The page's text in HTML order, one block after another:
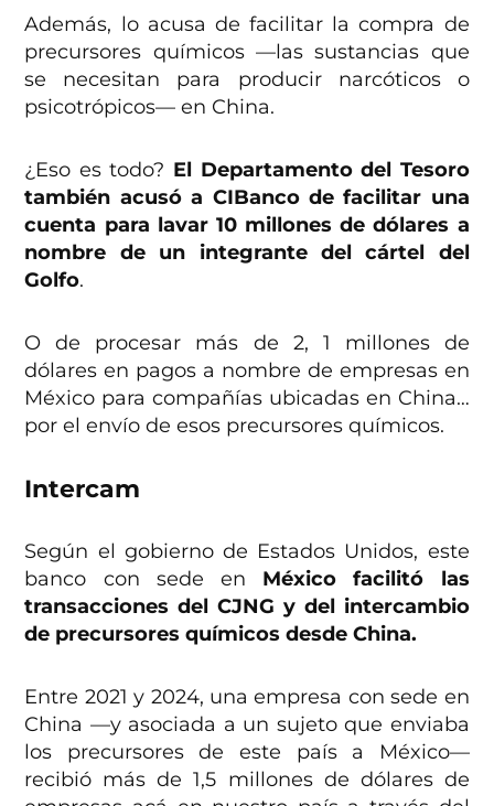
Además, lo acusa de facilitar la compra de
precursores químicos —las sustancias que
se necesitan para producir narcóticos o
psicotrópicos— en China.
¿Eso es todo? El Departamento del Tesoro
también acusó a CIBanco de facilitar una
cuenta para lavar 10 millones de dólares a
nombre de un integrante del cártel del
Golfo.
O de procesar más de 2, 1 millones de
dólares en pagos a nombre de empresas en
México para compañías ubicadas en China…
por el envío de esos precursores químicos.
Intercam
Según el gobierno de Estados Unidos, este
banco con sede en México facilitó las
transacciones del CJNG y del intercambio
de precursores químicos desde China.
Entre 2021 y 2024, una empresa con sede en
China —y asociada a un sujeto que enviaba
los precursores de este país a México—
recibió más de 1,5 millones de dólares de